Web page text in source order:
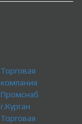
Торговая
компания
Промснаб
г.Курган
Торговая